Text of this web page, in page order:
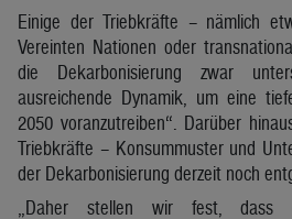
Einige der Triebkräfte – nämlich
Vereinten Nationen oder
die Dekarbonisierung zwar
ausreichende Dynamik, um eine
2050 voranzutreiben“. Darüber
Triebkräfte – Konsummuster und
der Dekarbonisierung derzeit noch
„Daher stellen wir fest, dass